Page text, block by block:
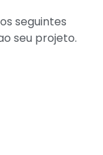
seguintes
seu projeto.